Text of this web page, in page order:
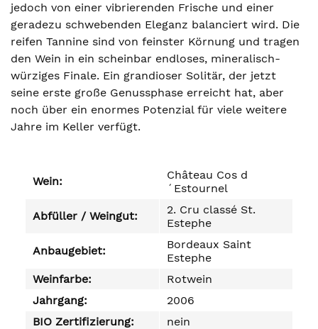
jedoch von einer vibrierenden Frische und einer
geradezu schwebenden Eleganz balanciert wird. Die
reifen Tannine sind von feinster Körnung und tragen
den Wein in ein scheinbar endloses, mineralisch-
würziges Finale. Ein grandioser Solitär, der jetzt
seine erste große Genussphase erreicht hat, aber
noch über ein enormes Potenzial für viele weitere
Jahre im Keller verfügt.
Wein:
Château Cos d
´Estournel
Abfüller / Weingut:
2. Cru classé St.
Estephe
Anbaugebiet:
Bordeaux Saint
Estephe
Weinfarbe:
Rotwein
Jahrgang:
2006
BIO Zertifizierung:
nein